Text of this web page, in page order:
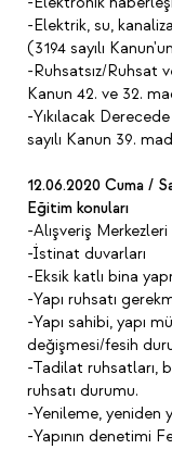
-Elektrik, su,
(3194 sayılı
-Ruhsatsız/Ruhsat
Kanun 42. ve 32.
-Yıkılacak
sayılı Kanun 39.
12.06.2020 Cuma /
Eğitim konuları
-Alışveriş
-İstinat duvarları
-Eksik katlı bina
-Yapı ruhsatı
-Yapı sahibi, yapı
değişmesi/fesih
-Tadilat ruhsatları,
ruhsatı durumu.
-Yenileme, yeniden
-Yapının denetimi